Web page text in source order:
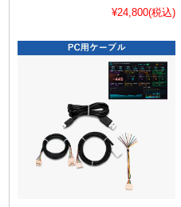
¥24,800(税込)